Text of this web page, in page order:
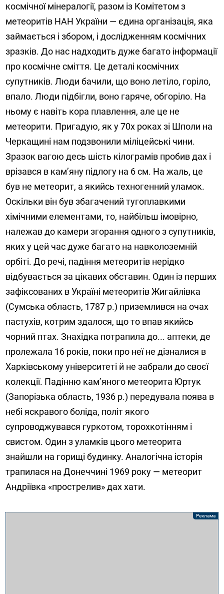
космічної мінералогії, разом із Комітетом з
метеоритів НАН України — єдина організація, яка
займається і збором, і дослідженням космічних
зразків. До нас надходить дуже багато інформації
про космічне сміття. Це деталі космічних
супутників. Люди бачили, що воно летіло, горіло,
впало. Люди підбігли, воно гаряче, обгоріло. На
ньому є навіть кора плавлення, але це не
метеорити. Пригадую, як у 70х роках зі Шполи на
Черкащині нам подзвонили міліцейські чини.
Зразок вагою десь шість кілограмів пробив дах і
врізався в кам’яну підлогу на 6 см. На жаль, це
був не метеорит, а якийсь техногенний уламок.
Оскільки він був збагачений тугоплавкими
хімічними елементами, то, найбільш імовірно,
належав до камери згорання одного з супутників,
яких у цей час дуже багато на навколоземній
орбіті. До речі, падіння метеоритів нерідко
відбувається за цікавих обставин. Один із перших
зафіксованих в Україні метеоритів Жигайлівка
(Сумська область, 1787 р.) приземлився на очах
пастухів, котрим здалося, що то впав якийсь
чорний птах. Знахідка потрапила до... аптеки, де
пролежала 16 років, поки про неї не дізналися в
Харківському університеті й не забрали до своєї
колекції. Падінню кам’яного метеорита Юртук
(Запорізька область, 1936 р.) передувала поява в
небі яскравого боліда, політ якого
супроводжувався гуркотом, торохкотінням і
свистом. Один з уламків цього метеорита
знайшли на горищі будинку. Аналогічна історія
трапилася на Донеччині 1969 року — метеорит
Андріївка «прострелив» дах хати.